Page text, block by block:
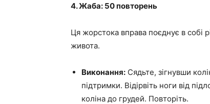
4. Жаба: 50 повторень
Ця жорстока вправа поєднує в собі
живота.
Виконання: Сядьте, зігнувши
підтримки. Відірвіть ноги від
коліна до грудей. Повторіть.